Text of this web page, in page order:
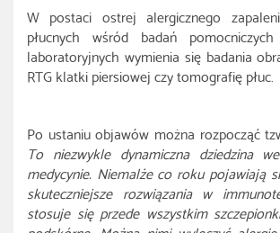
W postaci ostrej alergicznego
płucnych wśród badań
laboratoryjnych wymienia się badania
RTG klatki piersiowej czy tomografię płuc.
Po ustaniu objawów można rozpocząć
To niezwykle dynamiczna dziedzina
medycynie. Niemalże co roku pojawiają
skuteczniejsze rozwiązania w
stosuje się przede wszystkim